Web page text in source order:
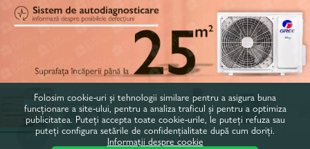
Folosim cookie-uri și tehnologii similare pentru a asigura buna
funcționare a site-ului, pentru a analiza traficul și pentru a optimiza
publicitatea. Puteți accepta toate cookie-urile, le puteți refuza sau
puteți configura setările de confidențialitate după cum doriți.
Informații despre cookie